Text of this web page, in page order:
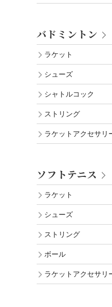
バドミントン
ラケット
シューズ
シャトルコック
ストリング
ラケットアクセサリ
ソフトテニス
ラケット
シューズ
ストリング
ボール
ラケットアクセサリ